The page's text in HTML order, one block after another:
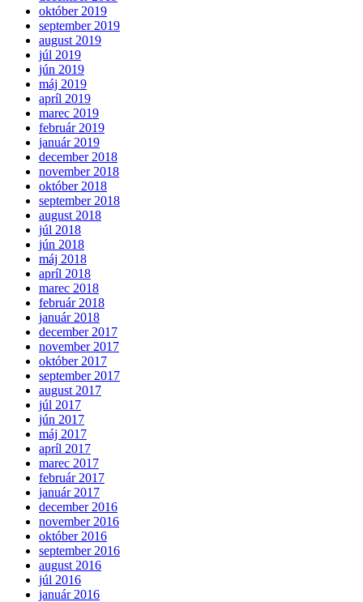
október 2019
september 2019
august 2019
júl 2019
jún 2019
máj 2019
apríl 2019
marec 2019
február 2019
január 2019
december 2018
november 2018
október 2018
september 2018
august 2018
júl 2018
jún 2018
máj 2018
apríl 2018
marec 2018
február 2018
január 2018
december 2017
november 2017
október 2017
september 2017
august 2017
júl 2017
jún 2017
máj 2017
apríl 2017
marec 2017
február 2017
január 2017
december 2016
november 2016
október 2016
september 2016
august 2016
júl 2016
január 2016